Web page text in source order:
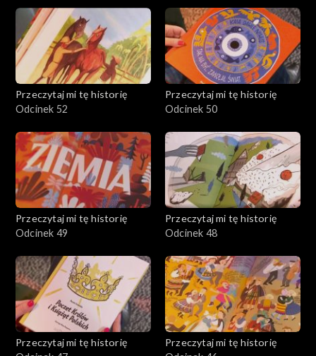
Przeczytaj mi tę historię
Odcinek 52
Przeczytaj mi tę historię
Odcinek 50
Przeczytaj mi tę historię
Odcinek 49
Przeczytaj mi tę historię
Odcinek 48
Przeczytaj mi tę historię
Przeczytaj mi tę historię